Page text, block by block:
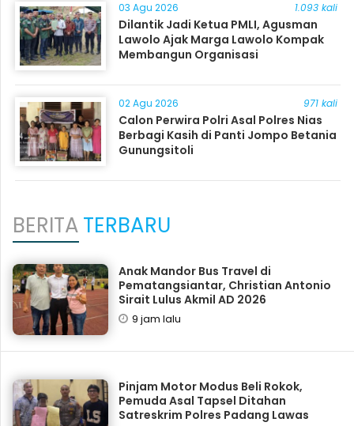
03 Agu 2026 1.093 kali
Dilantik Jadi Ketua PMLI, Agusman
Lawolo Ajak Marga Lawolo Kompak
Membangun Organisasi
02 Agu 2026 971 kali
Calon Perwira Polri Asal Polres Nias
Berbagi Kasih di Panti Jompo Betania
Gunungsitoli
BERITATERBARU
Anak Mandor Bus Travel di
Pematangsiantar, Christian Antonio
Sirait Lulus Akmil AD 2026
9 jam lalu
Pinjam Motor Modus Beli Rokok,
Pemuda Asal Tapsel Ditahan
Satreskrim Polres Padang Lawas